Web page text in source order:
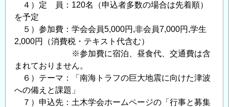
４）定 員：120名（申込者多数の場合は先着順）
を予定
５）参加費：学会会員5,000円,非会員7,000円,学生
2,000円（消費税・テキスト代含む）
※参加費に宿泊、昼食代、交通費は含
まれておりません。
６）テーマ：「南海トラフの巨大地震に向けた津波
への備えと課題」
７）申込先：土木学会ホームページの「行事と募集